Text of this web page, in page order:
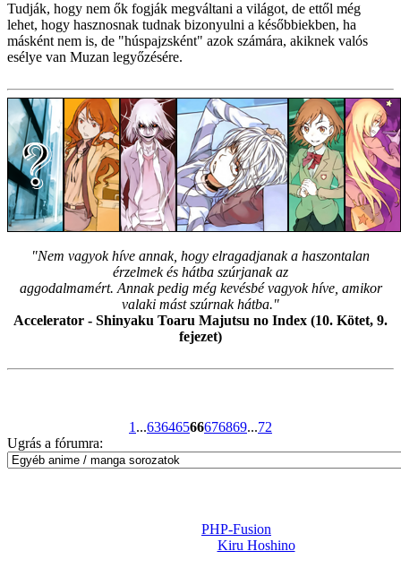
Tudják, hogy nem ők fogják megváltani a világot, de ettől még
lehet, hogy hasznosnak tudnak bizonyulni a későbbiekben, ha
másként nem is, de "húspajzsként" azok számára, akiknek valós
esélye van Muzan legyőzésére.
"Nem vagyok híve annak, hogy elragadjanak a haszontalan
érzelmek és hátba szúrjanak az
aggodalmamért. Annak pedig még kevésbé vagyok híve, amikor
valaki mást szúrnak hátba."
Accelerator - Shinyaku Toaru Majutsu no Index (10. Kötet, 9.
fejezet)
1 ...63646566676869...72
Ugrás a fórumra:
PHP-Fusion
Kiru Hoshino